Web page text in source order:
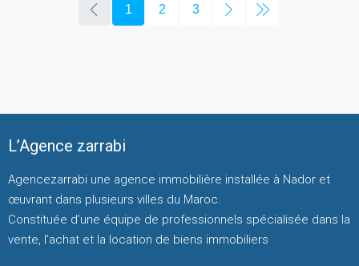
1 2 3
L’Agence zarrabi
Agencezarrabi une agence immobilière installée à Nador et
œuvrant dans plusieurs villes du Maroc.
Constituée d’une équipe de professionnels spécialisée dans la
vente, l’achat et la location de biens immobiliers